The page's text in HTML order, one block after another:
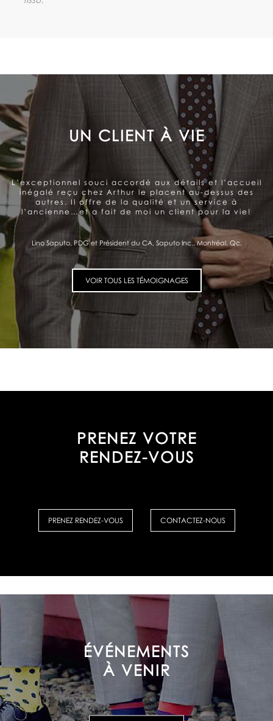
LE SOUCI DE LA SATISFACTION
DU CLIENT
Arthur offre un service très personnalisé et
professionnel. Belle gamme de produits. Le souci de la
satisfaction du client se ressent et me donne
Pierre Fitzgibbon, Ministre de l'Économie et de l'Innovation, Québec, Qc.
VOIR TOUS LES TÉMOIGNAGES
PRENEZ VOTRE
RENDEZ-VOUS
PRENEZ RENDEZ-VOUS CONTACTEZ-NOUS
ÉVÉNEMENTS
À VENIR